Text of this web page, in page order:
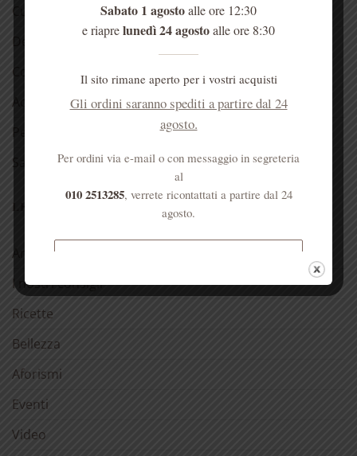
Cura della bocca
Detergenti
Cosmetici alla rosa
Acqua di Sant’Anna
Per la casa
Salute dell’anima
LE NOSTRE RUBRICHE
Antica spezieria
I nostri consigli
Ricette
Bellezza
Aforismi
Eventi
Video
Sabato 1 agostoalle ore 12:30
e riaprelunedì 24 agostoalle ore 8:30
Il sito rimane aperto per i vostri acquisti
Gli ordini saranno spediti a partire dal 24
agosto.
Per ordini via e-mail o con messaggio in segreteria
al
010 2513285, verrete ricontattati a partire dal 24
agosto.
superiori a € 50